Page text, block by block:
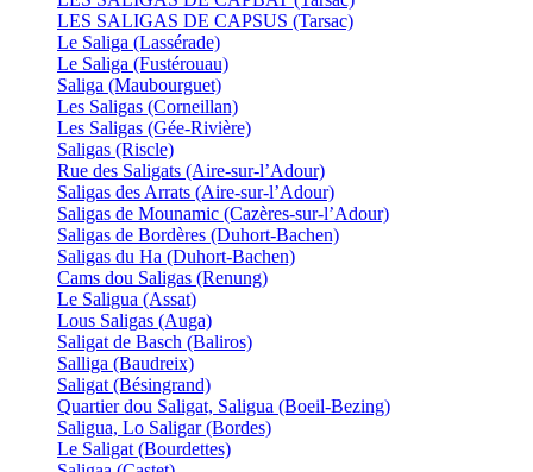
LES SALIGAS DE CAPSUS (Tarsac)
Le Saliga (Lassérade)
Le Saliga (Fustérouau)
Saliga (Maubourguet)
Les Saligas (Corneillan)
Les Saligas (Gée-Rivière)
Saligas (Riscle)
Rue des Saligats (Aire-sur-l’Adour)
Saligas des Arrats (Aire-sur-l’Adour)
Saligas de Mounamic (Cazères-sur-l’Adour)
Saligas de Bordères (Duhort-Bachen)
Saligas du Ha (Duhort-Bachen)
Cams dou Saligas (Renung)
Le Saligua (Assat)
Lous Saligas (Auga)
Saligat de Basch (Baliros)
Salliga (Baudreix)
Saligat (Bésingrand)
Quartier dou Saligat, Saligua (Boeil-Bezing)
Saligua, Lo Saligar (Bordes)
Le Saligat (Bourdettes)